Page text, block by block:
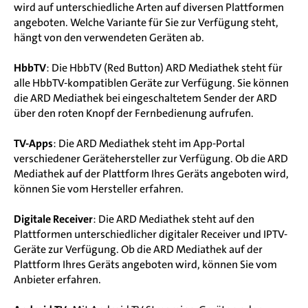
wird auf unterschiedliche Arten auf diversen Plattformen
angeboten. Welche Variante für Sie zur Verfügung steht,
hängt von den verwendeten Geräten ab.
HbbTV: Die HbbTV (Red Button) ARD Mediathek steht für
alle HbbTV-kompatiblen Geräte zur Verfügung. Sie können
die ARD Mediathek bei eingeschaltetem Sender der ARD
über den roten Knopf der Fernbedienung aufrufen.
TV-Apps: Die ARD Mediathek steht im App-Portal
verschiedener Gerätehersteller zur Verfügung. Ob die ARD
Mediathek auf der Plattform Ihres Geräts angeboten wird,
können Sie vom Hersteller erfahren.
Digitale Receiver: Die ARD Mediathek steht auf den
Plattformen unterschiedlicher digitaler Receiver und IPTV-
Geräte zur Verfügung. Ob die ARD Mediathek auf der
Plattform Ihres Geräts angeboten wird, können Sie vom
Anbieter erfahren.